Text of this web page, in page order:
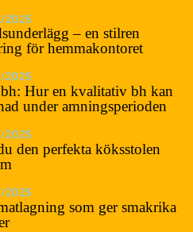
2025
– en stilren
för hemmakontoret
2025
Hur en kvalitativ bh kan
under amningsperioden
2025
den perfekta köksstolen
2025
som ger smakrika